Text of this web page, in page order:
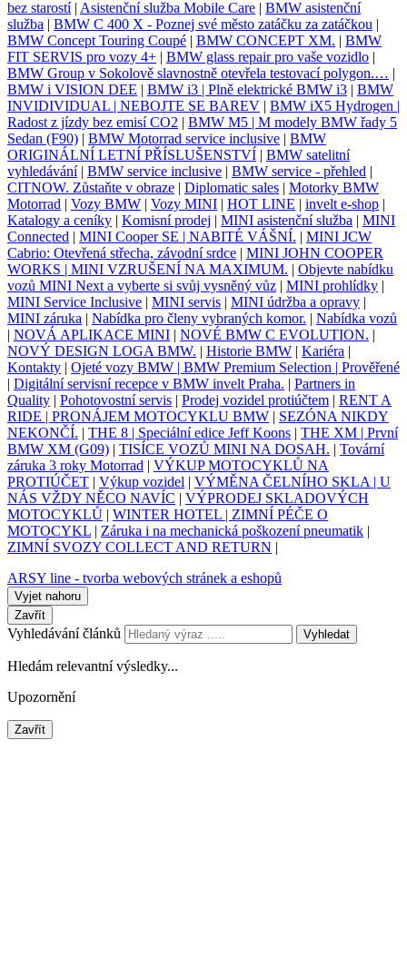
bez starostí| Asistenční služba Mobile Care | BMW asistenční
služba | BMW C 400 X - Poznej své město zatáčku za zatáčkou |
BMW Concept Touring Coupé | BMW CONCEPT XM. | BMW
FIT SERVIS pro vozy 4+ | BMW glass repair pro vaše vozidlo |
BMW Group v Sokolově slavnostně otevřela testovací polygon.… |
BMW i VISION DEE | BMW i3 | Plně elektrické BMW i3 | BMW
INVIDIVIDUAL | NEBOJTE SE BAREV | BMW iX5 Hydrogen |
Radost z jízdy bez emisí CO2 | BMW M5 | M modely BMW řady 5
Sedan (F90) | BMW Motorrad service inclusive | BMW
ORIGINÁLNÍ LETNÍ PŘÍSLUŠENSTVÍ | BMW satelitní
vyhledávání| BMW service inclusive | BMW service - přehled |
CITNOW. Zůstaňte v obraze | Diplomatic sales | Motorky BMW
Motorrad | Vozy BMW | Vozy MINI | HOT LINE | invelt e-shop |
Katalogy a ceníky | Komisní prodej | MINI asistenční služba | MINI
Connected | MINI Cooper SE | NABITÉ VÁŠNÍ. | MINI JCW
Cabrio: Otevřená střecha, závodní srdce | MINI JOHN COOPER
WORKS | MINI VZRUŠENÍ NA MAXIMUM. | Objevte nabídku
vozů MINI Next a vyberte si svůj vysněný vůz | MINI prohlídky |
MINI Service Inclusive | MINI servis | MINI údržba a opravy |
MINI záruka | Nabídka pro členy vybraných komor. | Nabídka vozů
| NOVÁ APLIKACE MINI | NOVÉ BMW C EVOLUTION. |
NOVÝ DESIGN LOGA BMW. | Historie BMW | Kariéra |
Kontakty | Ojeté vozy BMW | BMW Premium Selection | Prověřené
| Digitální servisní recepce v BMW invelt Praha. | Partners in
Quality | Pohotovostní servis | Prodej vozidel protiúčtem | RENT A
RIDE | PRONÁJEM MOTOCYKLU BMW | SEZÓNA NIKDY
NEKONČÍ. | THE 8 | Speciální edice Jeff Koons | THE XM | První
BMW XM (G09) | TISÍCE VOZŮ MINI NA DOSAH. | Tovární
záruka 3 roky Motorrad | VÝKUP MOTOCYKLŮ NA
PROTIÚČET | Výkup vozidel | VÝMĚNA ČELNÍHO SKLA | U
NÁS VŽDY NĚCO NAVÍC | VÝPRODEJ SKLADOVÝCH
MOTOCYKLŮ | WINTER HOTEL | ZIMNÍ PÉČE O
MOTOCYKL | Záruka i na mechanická poškození pneumatik |
ZIMNÍ SVOZY COLLECT AND RETURN |
ARSY line - tvorba webových stránek a eshopů
Vyjet nahoru
Zavřít
Vyhledávání článků Vyhledat
Hledám relevantní výsledky...
Upozornění
Zavřít